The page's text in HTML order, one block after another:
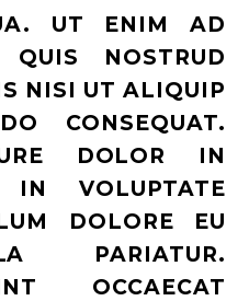
UT ENIM AD
NOSTRUD
NISI UT ALIQUIP
CONSEQUAT.
DOLOR IN
IN VOLUPTATE
DOLORE EU
PARIATUR.
OCCAECAT